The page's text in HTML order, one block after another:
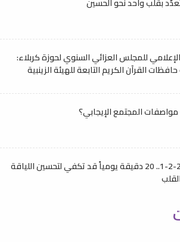
الإعلامي للمجلس العزائي السنوي لحوزة كربلاء:
القرآن الكريم التابعة للهيئة الزينبية
المجتمع الإيجابي؟
تمرين 2-2-1.. 20 دقيقة يومياً قد تكفي لتحسين اللياقة